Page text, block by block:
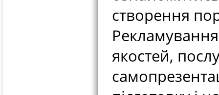
створення
якостей,